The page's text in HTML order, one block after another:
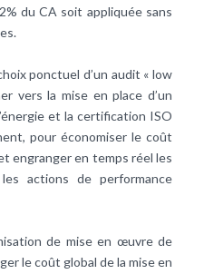
du CA soit appliquée sans
ponctuel d’un audit « low
vers la mise en place d’un
et la certification ISO
pour économiser le coût
engranger en temps réel les
actions de performance
de mise en œuvre de
le coût global de la mise en